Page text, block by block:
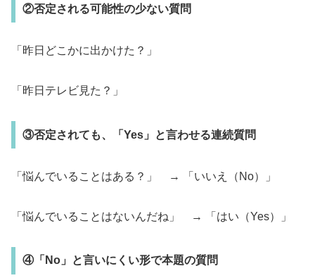
②否定される可能性の少ない質問
「昨日どこかに出かけた？」
「昨日テレビ見た？」
③否定されても、「Yes」と言わせる連続質問
「悩んでいることはある？」 → 「いいえ（No）」
「悩んでいることはないんだね」 → 「はい（Yes）」
④「No」と言いにくい形で本題の質問